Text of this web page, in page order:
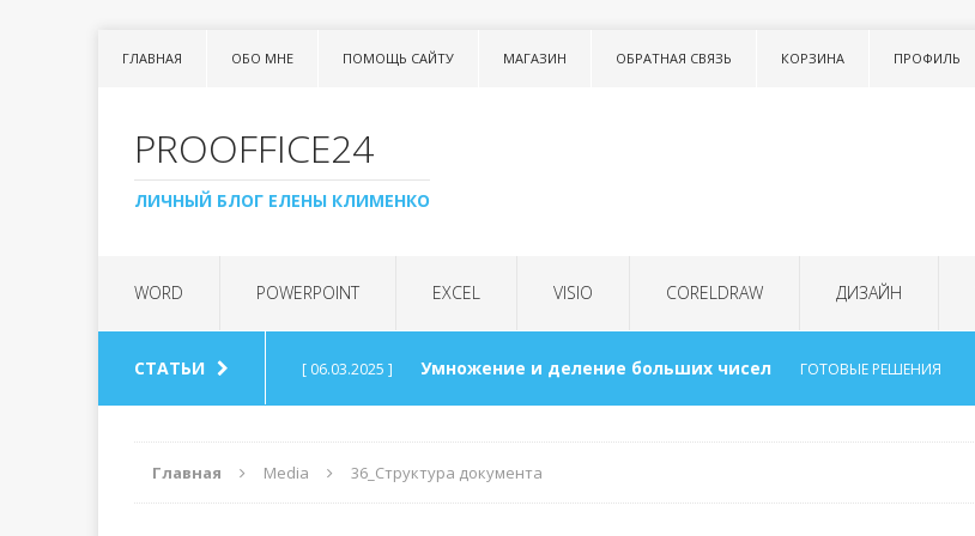
ГЛАВНАЯ ОБО МНЕ ПОМОЩЬ САЙТУ МАГАЗИН ОБРАТНАЯ СВЯЗЬ КОРЗИНА ПРОФИЛЬ
PROOFFICE24
ЛИЧНЫЙ БЛОГ ЕЛЕНЫ КЛИМЕНКО
WORD POWERPOINT EXCEL VISIO CORELDRAW ДИЗАЙН
СТАТЬИ [ 06.03.2025 ] Умножение и деление больших чисел ГОТОВЫЕ РЕШЕНИЯ
[ 06.03.2025 ] Урок 99. Список в тексте LISTNUM ТОНКОСТИ WORD
Главная Media 36_Структура документа